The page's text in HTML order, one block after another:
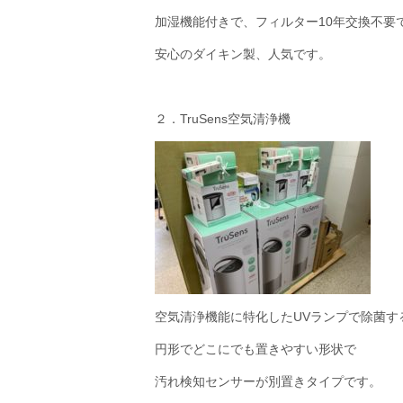
加湿機能付きで、フィルター10年交換不要
安心のダイキン製、人気です。
２．TruSens空気清浄機
空気清浄機能に特化したUVランプで除菌す
円形でどこにでも置きやすい形状で
汚れ検知センサーが別置きタイプです。